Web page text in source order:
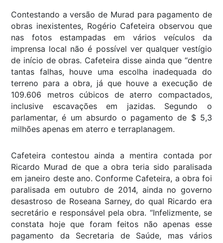
Contestando a versão de Murad para pagamento de
obras inexistentes, Rogério Cafeteira observou que
nas fotos estampadas em vários veículos da
imprensa local não é possível ver qualquer vestígio
de início de obras. Cafeteira disse ainda que “dentre
tantas falhas, houve uma escolha inadequada do
terreno para a obra, já que houve a execução de
109.606 metros cúbicos de aterro compactados,
inclusive escavações em jazidas. Segundo o
parlamentar, é um absurdo o pagamento de $ 5,3
milhões apenas em aterro e terraplanagem.
Cafeteira contestou ainda a mentira contada por
Ricardo Murad de que a obra teria sido paralisada
em janeiro deste ano. Conforme Cafeteira, a obra foi
paralisada em outubro de 2014, ainda no governo
desastroso de Roseana Sarney, do qual Ricardo era
secretário e responsável pela obra. “Infelizmente, se
constata hoje que foram feitos não apenas esse
pagamento da Secretaria de Saúde, mas vários